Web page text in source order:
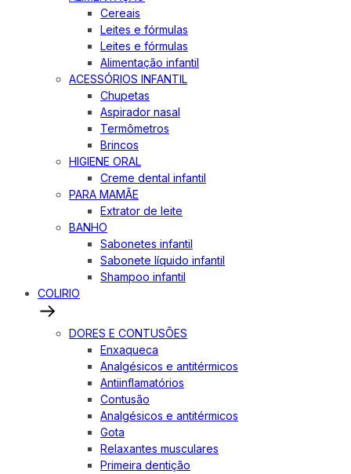
Cereais
Leites e fórmulas
Leites e fórmulas
Alimentação infantil
ACESSÓRIOS INFANTIL
Chupetas
Aspirador nasal
Termômetros
Brincos
HIGIENE ORAL
Creme dental infantil
PARA MAMÃE
Extrator de leite
BANHO
Sabonetes infantil
Sabonete líquido infantil
Shampoo infantil
COLIRIO
DORES E CONTUSÕES
Enxaqueca
Analgésicos e antitérmicos
Antiinflamatórios
Contusão
Analgésicos e antitérmicos
Gota
Relaxantes musculares
Primeira dentição